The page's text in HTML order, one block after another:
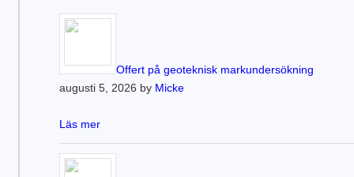
Offert på geoteknisk markundersökning
augusti 5, 2026 by Micke
Läs mer